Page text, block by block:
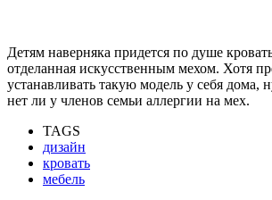
Детям наверняка придется по душе
отделанная искусственным мехом. Хотя
устанавливать такую модель у себя дома,
нет ли у членов семьи аллергии на мех.
TAGS
дизайн
кровать
мебель